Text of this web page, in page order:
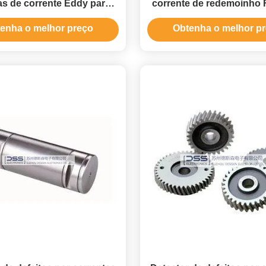
de corrente Eddy para
tubos de cobre
o melhor preço
corrente de redemoinho
para detecção de
solda
Obtenha o melhor